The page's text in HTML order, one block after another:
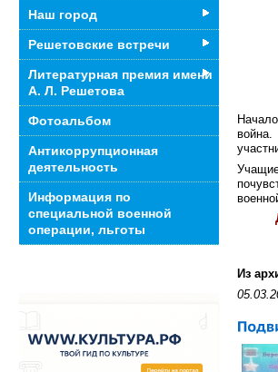
Из
Наш город
Решетовские встречи
Литературная премия имени
А. Л. Решетова
Фотоальбом
Антикоррупционная
деятельность
Информация по
специальной военной
операции, льготы